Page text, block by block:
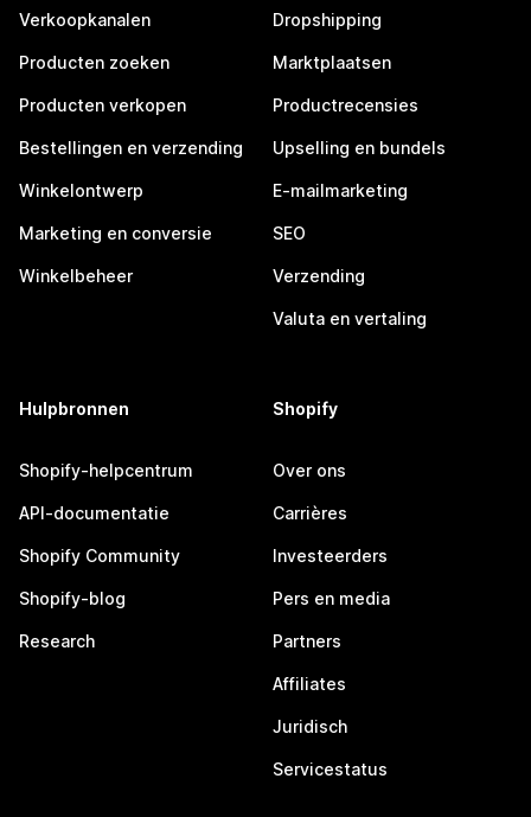
Verkoopkanalen
Producten zoeken
Producten verkopen
Bestellingen en verzending
Winkelontwerp
Marketing en conversie
Winkelbeheer
Dropshipping
Marktplaatsen
Productrecensies
Upselling en bundels
E-mailmarketing
SEO
Verzending
Valuta en vertaling
Hulpbronnen
Shopify-helpcentrum
API-documentatie
Shopify Community
Shopify-blog
Research
Shopify
Over ons
Carrières
Investeerders
Pers en media
Partners
Affiliates
Juridisch
Servicestatus